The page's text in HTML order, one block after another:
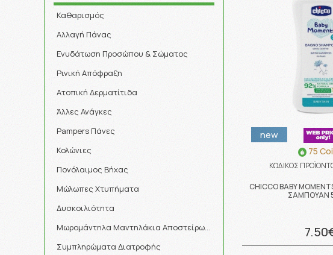
Καθαρισμός
Αλλαγή Πάνας
Ενυδάτωση Προσώπου & Σώματος
Ρινική Απόφραξη
Ατοπική Δερματίτιδα
Άλλες Ανάγκες
Pampers Πάνες
Κολώνιες
Πονόλαιμος Βήχας
Μώλωπες Χτυπήματα
Δυσκοιλιότητα
Μωρομάντηλα Μαντηλάκια Αποστείρωσης
Συμπληρώματα Διατροφής
new
75
ΚΩΔΙΚΟΣ
CHICCO BABY
ΣΑΜΠΟΥΑΝ